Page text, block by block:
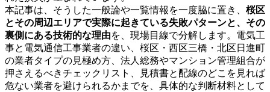
本記事は、そうした一般論や一覧情報を一度脇に置き、 桜区
とその周辺エリアで実際に起きている失敗パターンと、その
裏側にある技術的な理由を、現場目線で分解します。電気工
事と電気通信工事業者の違い、桜区・西区三橋・北区日進町
の業者タイプの見極め方、法人総務やマンション管理組合が
押さえるべきチェックリスト、見積書と配線のどこを見れば
危ない業者を避けられるかまでを、具体的な判断材料として